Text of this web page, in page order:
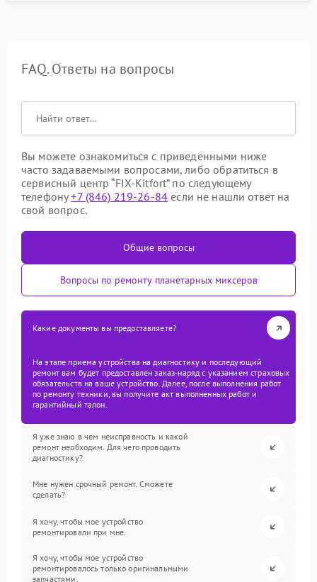
FAQ. Ответы на вопросы
Вы можете ознакомиться с приведенными ниже
часто задаваемыми вопросами, либо обратиться в
сервисный центр “FIX-Kitfort” по следующему
телефону+7 (846) 219-26-84 если не нашли ответ на
свой вопрос.
Общие вопросы
Вопросы по ремонту планетарных миксеров
Какие документы вы предоставляете?
На этапе приема устройства на диагностику и последующий
ремонт вам будет предоставлен заказ-наряд с указанием страховых
обязательств на ваше устройство. Далее, после выполнения работ
по ремонту техники, вы получите акт выполненных работ и
гарантийный талон.
Я уже знаю в чем неисправность и какой
ремонт необходим. Для чего проводить
диагностику?
Мне нужен срочный ремонт. Сможете
сделать?
Я хочу, чтобы мое устройство
ремонтировали при мне.
Я хочу, чтобы мое устройство
ремонтировалось только оригинальными
запчастями.